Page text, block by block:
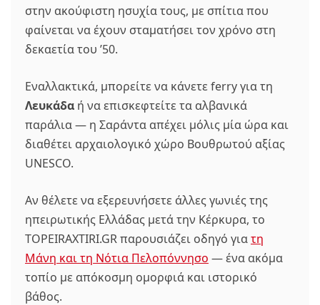
στην ακούφιστη ησυχία τους, με σπίτια που
φαίνεται να έχουν σταματήσει τον χρόνο στη
δεκαετία του ’50.
Εναλλακτικά, μπορείτε να κάνετε ferry για τη
Λευκάδα ή να επισκεφτείτε τα αλβανικά
παράλια — η Σαράντα απέχει μόλις μία ώρα και
διαθέτει αρχαιολογικό χώρο Βουθρωτού αξίας
UNESCO.
Αν θέλετε να εξερευνήσετε άλλες γωνιές της
ηπειρωτικής Ελλάδας μετά την Κέρκυρα, το
TOPEIRAXTIRI.GR παρουσιάζει οδηγό γιατη
Μάνη και τη Νότια Πελοπόννησο — ένα ακόμα
τοπίο με απόκοσμη ομορφιά και ιστορικό
βάθος.